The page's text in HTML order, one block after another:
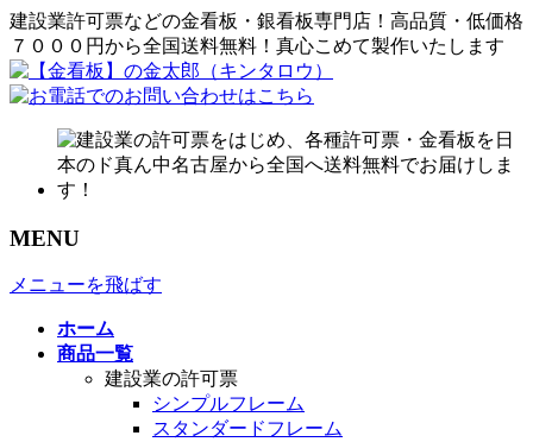
建設業許可票などの金看板・銀看板専門店！高品質・低価格
７０００円から全国送料無料！真心こめて製作いたします
MENU
メニューを飛ばす
ホーム
商品一覧
建設業の許可票
シンプルフレーム
スタンダードフレーム